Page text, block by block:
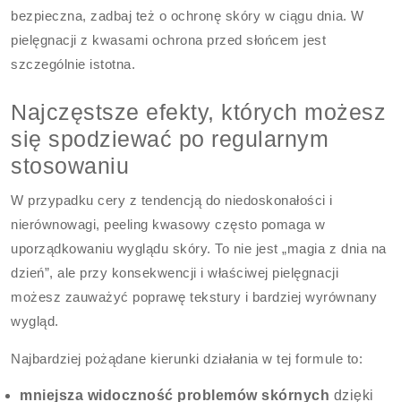
bezpieczna, zadbaj też o ochronę skóry w ciągu dnia. W
pielęgnacji z kwasami ochrona przed słońcem jest
szczególnie istotna.
Najczęstsze efekty, których możesz
się spodziewać po regularnym
stosowaniu
W przypadku cery z tendencją do niedoskonałości i
nierównowagi, peeling kwasowy często pomaga w
uporządkowaniu wyglądu skóry. To nie jest „magia z dnia na
dzień”, ale przy konsekwencji i właściwej pielęgnacji
możesz zauważyć poprawę tekstury i bardziej wyrównany
wygląd.
Najbardziej pożądane kierunki działania w tej formule to:
mniejsza widoczność problemów skórnych dzięki